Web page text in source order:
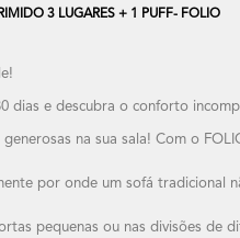
3 LUGARES + 1 PUFF- FOLIO
dias e descubra o conforto
na sua sala! Com o
por onde um sofá tradicional
pequenas ou nas divisões de